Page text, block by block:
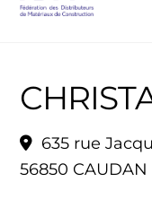
635 rue
56850 CAUDAN